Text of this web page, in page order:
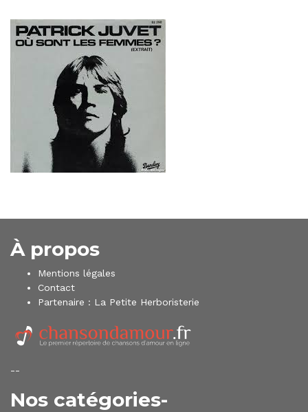
À propos
Mentions légales
Contact
Partenaire : La Petite Herboristerie
--
Nos catégories-